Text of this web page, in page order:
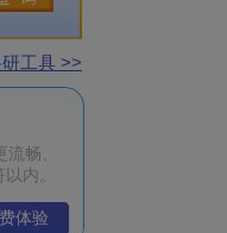
工具 >>
体验